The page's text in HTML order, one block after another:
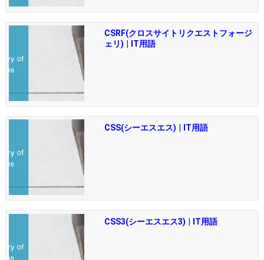
CSRF(クロスサイトリクエストフォージ
ェリ) | IT用語
CSS(シーエスエス) | IT用語
CSS3(シーエスエス3) | IT用語